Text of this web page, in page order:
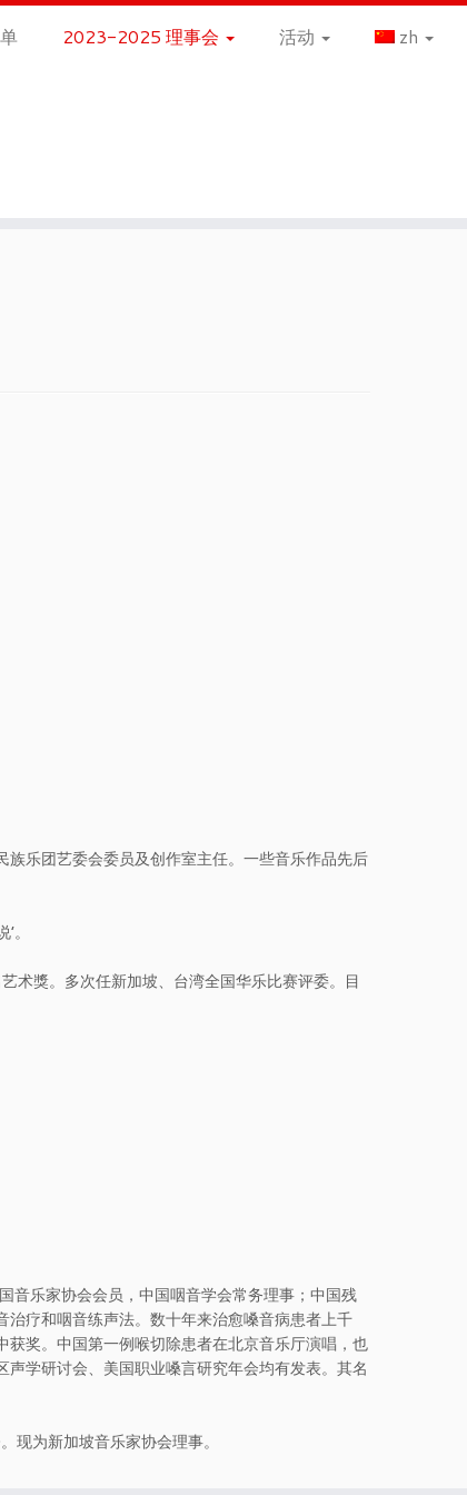
2023-2025 理事会 活动 zh
乐团艺委会委员及创作室主任。一些音乐作品先后
。
术獎。多次任新加坡、台湾全国华乐比赛评委。目
音乐家协会会员，中国咽音学会常务理事；中国残
疗和咽音练声法。数十年来治愈嗓音病患者上千
奖。中国第一例喉切除患者在北京音乐厅演唱，也
学研讨会、美国职业嗓言研究年会均有发表。其名
现为新加坡音乐家协会理事。